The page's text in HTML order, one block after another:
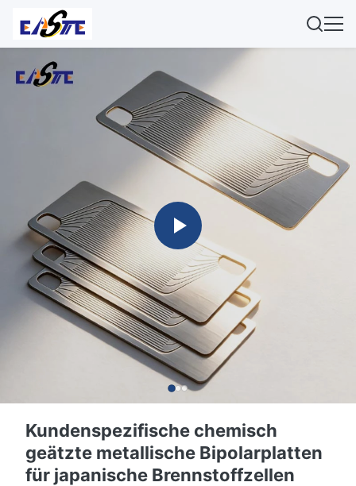
Kundenspezifische chemisch
geätzte metallische Bipolarplatten
für japanische Brennstoffzellen